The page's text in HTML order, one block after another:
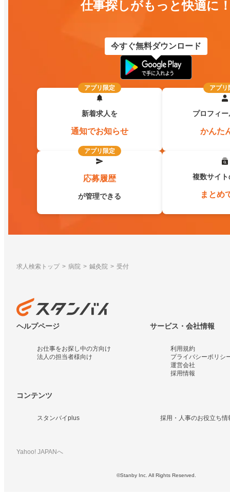
仕事探しがもっと快適に
今すぐ無料ダウンロード
アプリ限定
新着求人を
通知でお知らせ
アプリ
プロフィ
かんた
アプリ限定
応募履歴
が管理できる
複数サイ
まとめ
求人検索トップ 病院 鍼灸院 受付
ヘルプページ
お仕事をお探し中の方向け
法人の担当者様向け
サービス・会社情報
利用規約
プライバシーポリシ
運営会社
採用情報
コンテンツ
スタンバイplus 採用・人事のお役立ち情
Yahoo! JAPANへ
©Stanby Inc. All Rights Reserved.